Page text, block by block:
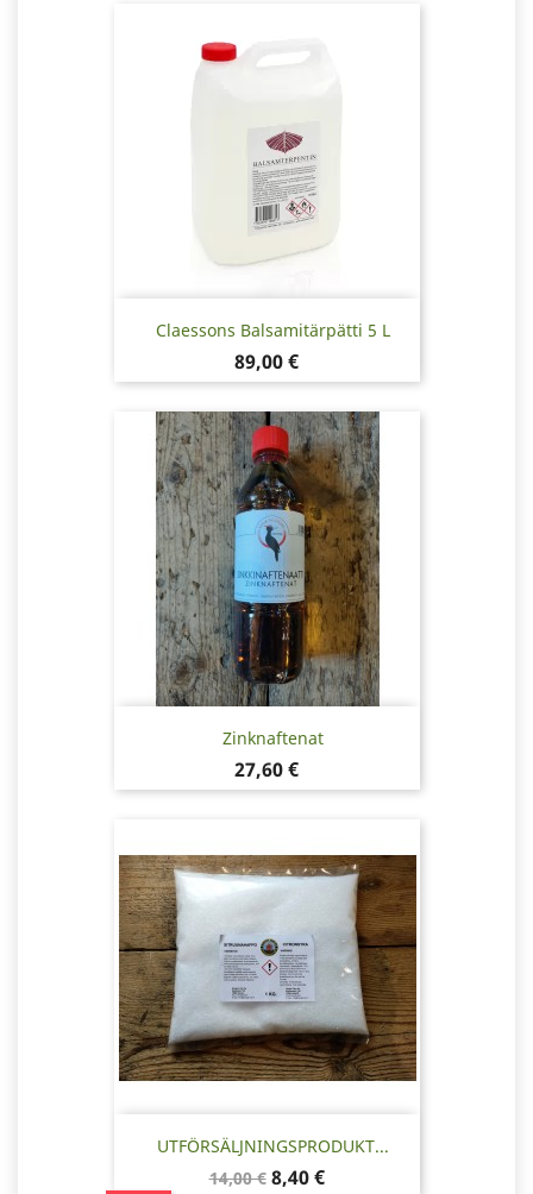
Claessons Balsamitärpätti 5 L
Pris
89,00 €
Zinknaftenat
Pris
27,60 €
UTFÖRSÄLJNINGSPRODUKT...
Baspris
14,00 € Pris
8,40 €